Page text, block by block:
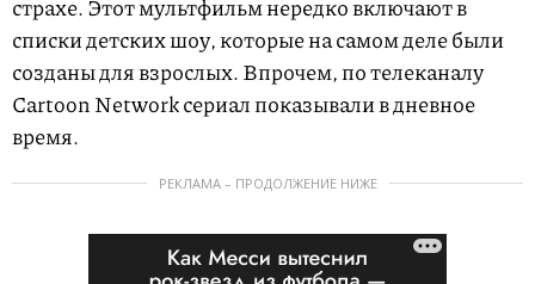
страхе. Этот мультфильм нередко включают в
списки детских шоу, которые на самом деле были
созданы для взрослых. Впрочем, по телеканалу
Cartoon Network сериал показывали в дневное
время.
РЕКЛАМА – ПРОДОЛЖЕНИЕ НИЖЕ